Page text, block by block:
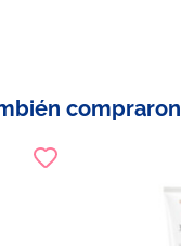
compraron